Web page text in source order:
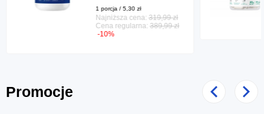
1 porcja / 5,30 zł
Najniższa cena: 319,99 zł
Cena regularna: 389,99 zł
-10%
Promocje Poprzedni